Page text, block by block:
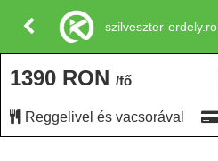
1390 RON /fő
Reggelivel és vacsorával
szilveszter-erdely.ro